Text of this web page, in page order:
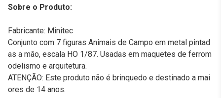
Sobre o Produto:
Fabricante: Minitec
Conjunto com 7 figuras Animais de Campo em metal pintad
as a mão, escala HO 1/87. Usadas em maquetes de ferrom
odelismo e arquitetura.
ATENÇÃO: Este produto não é brinquedo e destinado a mai
ores de 14 anos.